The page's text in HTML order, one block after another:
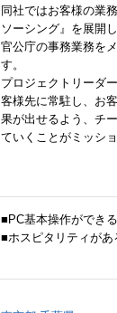
同社ではお客様の業
ソーシング』を展開
官公庁の事務業務を
す。
プロジェクトリーダ
客様先に常駐し、お
果が出せるよう、チ
ていくことがミッショ
■PC基本操作ができ
■ホスピタリティがあ